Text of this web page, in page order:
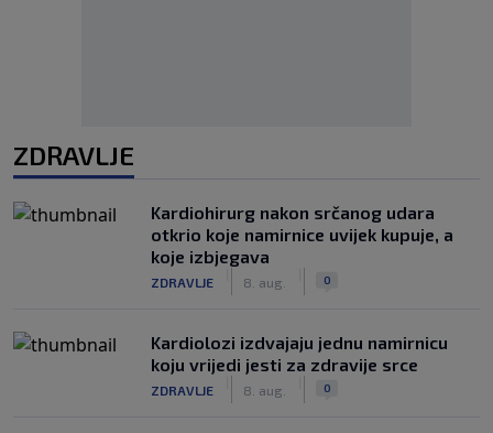
ZDRAVLJE
Kardiohirurg nakon srčanog udara
otkrio koje namirnice uvijek kupuje, a
koje izbjegava
ZDRAVLJE 8. aug. 0
Kardiolozi izdvajaju jednu namirnicu
koju vrijedi jesti za zdravije srce
ZDRAVLJE 8. aug. 0